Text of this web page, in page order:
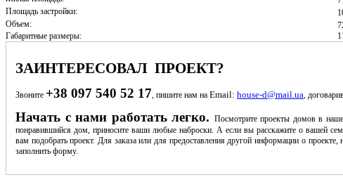
Площадь застройки:
Объем:
Габаритные размеры:
ЗАИНТЕРЕСОВАЛ ПРОЕКТ?
Звоните +38 097 540 52 17 , пишите нам на Email: house-d@mail.ua ,
Начать с нами работать легко. Посмотрите проекты домов в
понравившийся дом, приносите ваши любые наброски. А если вы расскажите о вашей
вам подобрать проект. Для заказа или для предоставления другой информации о
заполнить форму.